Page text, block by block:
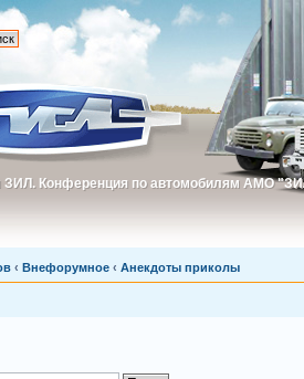
ЗИЛ. Конференция по автомобилям АМО
ЗИЛ. Конференция по автомобилям АМО
‹ Внефорумное ‹ Анекдоты приколы